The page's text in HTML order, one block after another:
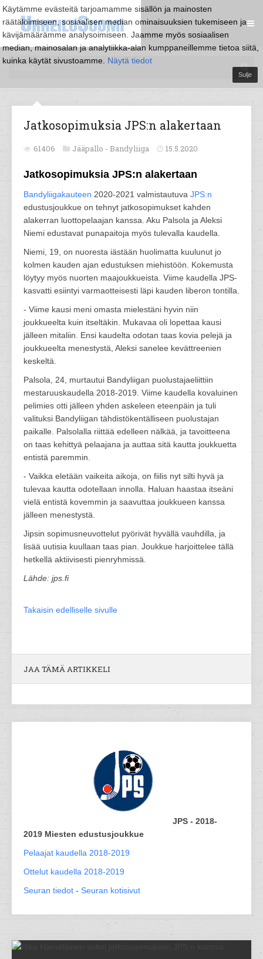
Käytämme evästeitä tarjoamamme sisällön ja mainosten
räätälöimiseen, sosiaalisen median ominaisuuksien tukemiseen ja
kävijämäärämme analysoimiseen. Jaamme myös sosiaalisen
median, mainosalan ja analytiikka-alan kumppaneillemme tietoa siitä,
kuinka käytät sivustoamme. Näytä tiedot
Sulje
Jatkosopimuksia JPS:n alakertaan
61406 Jääpallo - Bandyliiga 15.5.2020
Jatkosopimuksia JPS:n alakertaan
Bandyliigakauteen 2020-2021 valmistautuva JPS:n
edustusjoukkue on tehnyt jatkosopimukset kahden
alakerran luottopelaajan kanssa. Aku Palsola ja Aleksi
Niemi edustavat punapaitoja myös tulevalla kaudella.
Niemi, 19, on nuoresta iästään huolimatta kuulunut jo
kolmen kauden ajan edustuksen miehistöön. Kokemusta
löytyy myös nuorten maajoukkueista. Viime kaudella JPS-
kasvatti esiintyi varmaotteisesti läpi kauden liberon tontilla.
- Viime kausi meni omasta mielestäni hyvin niin
joukkueelta kuin itseltäkin. Mukavaa oli lopettaa kausi
jälleen mitaliin. Ensi kaudelta odotan taas kovia pelejä ja
joukkueelta menestystä, Aleksi sanelee kevättreenien
keskeltä.
Palsola, 24, murtautui Bandyliigan puolustajaeliittiin
mestaruuskaudella 2018-2019. Viime kaudella kovaluinen
pelimies otti jälleen yhden askeleen eteenpäin ja tuli
valituksi Bandyliigan tähdistökentälliseen puolustajan
paikalle. Palsolalla riittää edelleen nälkää, ja tavoitteena
on taas kehittyä pelaajana ja auttaa sitä kautta joukkuetta
entistä paremmin.
- Vaikka eletään vaikeita aikoja, on fiilis nyt silti hyvä ja
tulevaa kautta odotellaan innolla. Haluan haastaa itseäni
vielä entistä kovemmin ja saavuttaa joukkueen kanssa
jälleen menestystä.
Jipsin sopimusneuvottelut pyörivät hyvällä vauhdilla, ja
lisää uutisia kuullaan taas pian. Joukkue harjoittelee tällä
hetkellä aktiivisesti pienryhmissä.
Lähde: jps.fi
Takaisin edelliselle sivulle
JAA TÄMÄ ARTIKKELI
JPS - 2018-
2019 Miesten edustusjoukkue
Pelaajat kaudella 2018-2019
Ottelut kaudella 2018-2019
Seuran tiedot - Seuran kotisivut